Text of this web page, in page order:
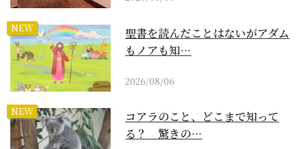
NEW
聖書を読んだことはないがアダム
もノアも知…
2026/08/06
NEW
コアラのこと、どこまで知って
る？ 驚きの…